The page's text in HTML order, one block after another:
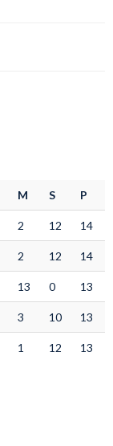
M S P
2 12 14
2 12 14
13 0 13
3 10 13
1 12 13